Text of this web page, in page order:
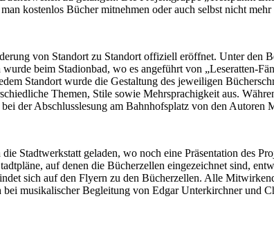
kostenlos Bücher mitnehmen oder auch selbst nicht
von Standort zu Standort offiziell eröffnet. Unter den
beim Stadionbad, wo es angeführt von „Leseratten-
Standort wurde die Gestaltung des jeweiligen
Themen, Stile sowie Mehrsprachigkeit aus.
der Abschlusslesung am Bahnhofsplatz von den
Stadtwerkstatt geladen, wo noch eine Präsentation des
auf denen die Bücherzellen eingezeichnet sind,
sich auf den Flyern zu den Bücherzellen. Alle
musikalischer Begleitung von Edgar Unterkirchner und